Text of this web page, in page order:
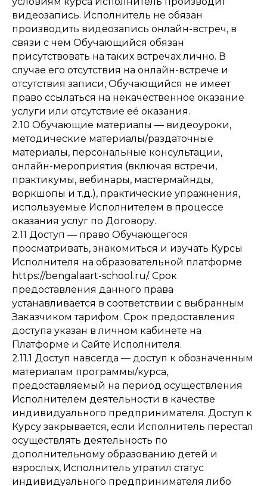
видеозапись. Исполнитель не обязан
производить видеозапись онлайн-встреч, в
связи с чем Обучающийся обязан
присутствовать на таких встречах лично. В
случае его отсутствия на онлайн-встрече и
отсутствия записи, Обучающийся не имеет
право ссылаться на некачественное оказание
услуги или отсутствие её оказания.
2.10 Обучающие материалы — видеоуроки,
методические материалы/раздаточные
материалы, персональные консультации,
онлайн-мероприятия (включая встречи,
практикумы, вебинары, мастермайнды,
воркшопы и т.д.), практические упражнения,
используемые Исполнителем в процессе
оказания услуг по Договору.
2.11 Доступ — право Обучающегося
просматривать, знакомиться и изучать Курсы
Исполнителя на образовательной платформе
https://bengalaart-school.ru/. Срок
предоставления данного права
устанавливается в соответствии с выбранным
Заказчиком тарифом. Срок предоставления
доступа указан в личном кабинете на
Платформе и Сайте Исполнителя.
2.11.1 Доступ навсегда — доступ к обозначенным
материалам программы/курса,
предоставляемый на период осуществления
Исполнителем деятельности в качестве
индивидуального предпринимателя. Доступ к
Курсу закрывается, если Исполнитель перестал
осуществлять деятельность по
дополнительному образованию детей и
взрослых, Исполнитель утратил статус
индивидуального предпринимателя либо